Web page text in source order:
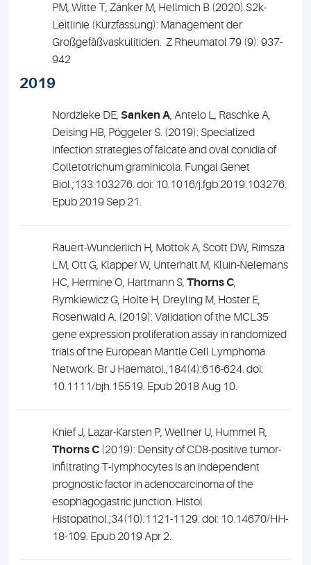
PM, Witte T, Zänker M, Hellmich B (2020) S2k-
Leitlinie (Kurzfassung): Management der
Großgefäßvaskulitiden. Z Rheumatol 79 (9): 937-
942
2019
Nordzieke DE,Sanken A, Antelo L, Raschke A,
Deising HB, Pöggeler S. (2019): Specialized
infection strategies of falcate and oval conidia of
Colletotrichum graminicola. Fungal Genet
Biol.;133:103276. doi: 10.1016/j.fgb.2019.103276.
Epub 2019 Sep 21.
Rauert-Wunderlich H, Mottok A, Scott DW, Rimsza
LM, Ott G, Klapper W, Unterhalt M, Kluin-Nelemans
HC, Hermine O, Hartmann S,Thorns C,
Rymkiewicz G, Holte H, Dreyling M, Hoster E,
Rosenwald A. (2019): Validation of the MCL35
gene expression proliferation assay in randomized
trials of the European Mantle Cell Lymphoma
Network. Br J Haematol.;184(4):616-624. doi:
10.1111/bjh.15519. Epub 2018 Aug 10.
Knief J, Lazar-Karsten P, Wellner U, Hummel R,
Thorns C (2019): Density of CD8-positive tumor-
infiltrating T-lymphocytes is an independent
prognostic factor in adenocarcinoma of the
esophagogastric junction. Histol
Histopathol.;34(10):1121-1129. doi: 10.14670/HH-
18-109. Epub 2019 Apr 2.